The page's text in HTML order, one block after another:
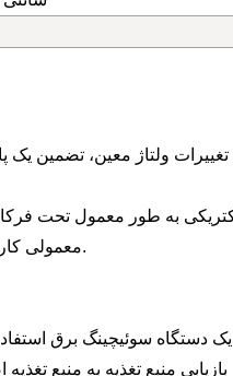
معمولی کار می کند و با مشخصات فرکانس منبع تغذیه سایر بارهای الکتریکی مطابقت دارد.
منبع تغذیه به منبع